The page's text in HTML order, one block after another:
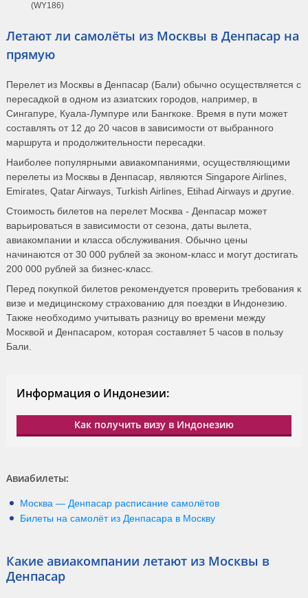
(WY186)
Летают ли самолёты из Москвы в Денпасар на
прямую
Перелет из Москвы в Денпасар (Бали) обычно осуществляется с
пересадкой в одном из азиатских городов, например, в
Сингапуре, Куала-Лумпуре или Бангкоке. Время в пути может
составлять от 12 до 20 часов в зависимости от выбранного
маршрута и продолжительности пересадки.
Наиболее популярными авиакомпаниями, осуществляющими
перелеты из Москвы в Денпасар, являются Singapore Airlines,
Emirates, Qatar Airways, Turkish Airlines, Etihad Airways и другие.
Стоимость билетов на перелет Москва - Денпасар может
варьироваться в зависимости от сезона, даты вылета,
авиакомпании и класса обслуживания. Обычно цены
начинаются от 30 000 рублей за эконом-класс и могут достигать
200 000 рублей за бизнес-класс.
Перед покупкой билетов рекомендуется проверить требования к
визе и медицинскому страхованию для поездки в Индонезию.
Также необходимо учитывать разницу во времени между
Москвой и Денпасаром, которая составляет 5 часов в пользу
Бали.
Информация о Индонезии:
Как получить визу в Индонезию
Авиабилеты:
Москва — Денпасар расписание самолётов
Билеты на самолёт из Денпасара в Москву
Какие авиакомпании летают из Москвы в
Денпасар